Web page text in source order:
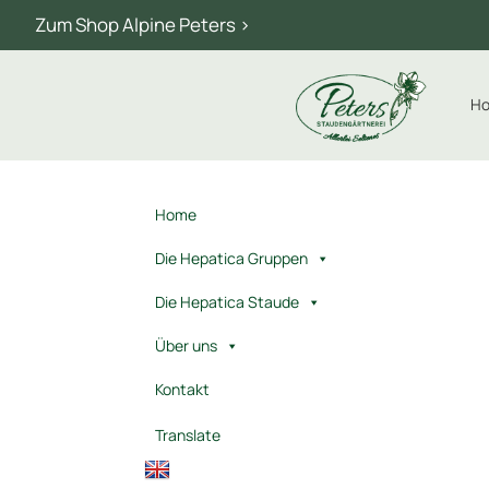
Zum Shop Alpine Peters >
Home
Die Hepatica Gruppen
Die Hepatica Staude
Über uns
Kontakt
Translate